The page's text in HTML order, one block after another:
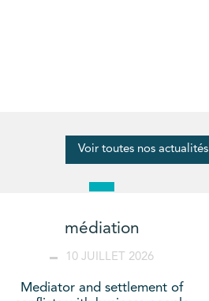
Voir toutes nos actualités
médiation
10 JUILLET 2026
Mediator and settlement of